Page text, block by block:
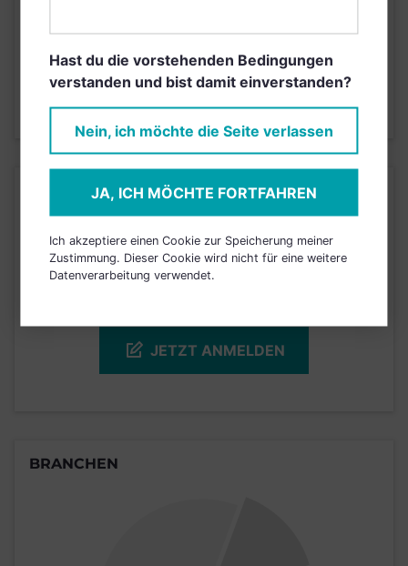
1 2 3 4 5 6
KURSENTWICKLUNG
Einfach und kostenlos
registrieren, um dieses Feature
JETZT ANMELDEN
BRANCHEN
Hast du die vorstehenden Bedingungen
verstanden und bist damit einverstanden?
Nein, ich möchte die Seite verlassen
JA, ICH MÖCHTE FORTFAHREN
Ich akzeptiere einen Cookie zur Speicherung meiner
Zustimmung. Dieser Cookie wird nicht für eine weitere
Datenverarbeitung verwendet.